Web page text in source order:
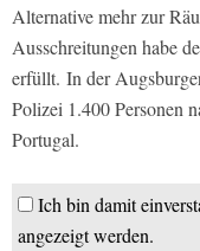
Alternative mehr zur
Ausschreitungen habe
erfüllt. In der
Polizei 1.400 Personen
Portugal.
Ich bin damit
angezeigt werden.